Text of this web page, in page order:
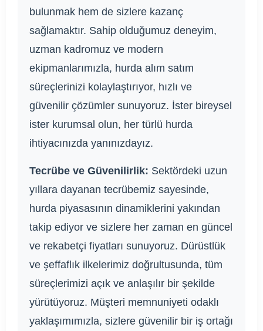
bulunmak hem de sizlere kazanç
sağlamaktır. Sahip olduğumuz deneyim,
uzman kadromuz ve modern
ekipmanlarımızla, hurda alım satım
süreçlerinizi kolaylaştırıyor, hızlı ve
güvenilir çözümler sunuyoruz. İster bireysel
ister kurumsal olun, her türlü hurda
ihtiyacınızda yanınızdayız.
Tecrübe ve Güvenilirlik: Sektördeki uzun
yıllara dayanan tecrübemiz sayesinde,
hurda piyasasının dinamiklerini yakından
takip ediyor ve sizlere her zaman en güncel
ve rekabetçi fiyatları sunuyoruz. Dürüstlük
ve şeffaflık ilkelerimiz doğrultusunda, tüm
süreçlerimizi açık ve anlaşılır bir şekilde
yürütüyoruz. Müşteri memnuniyeti odaklı
yaklaşımımızla, sizlere güvenilir bir iş ortağı